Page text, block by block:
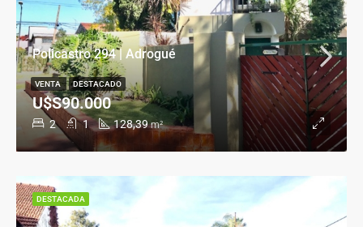
Policastro 294 | Adrogué
2 1 128,39 m²
U$S90.000
VENTA DESTACADO
DESTACADA